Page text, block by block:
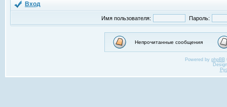
Вход
Имя пользователя: Пароль:
Непрочитанные сообщения
Powered by phpBB